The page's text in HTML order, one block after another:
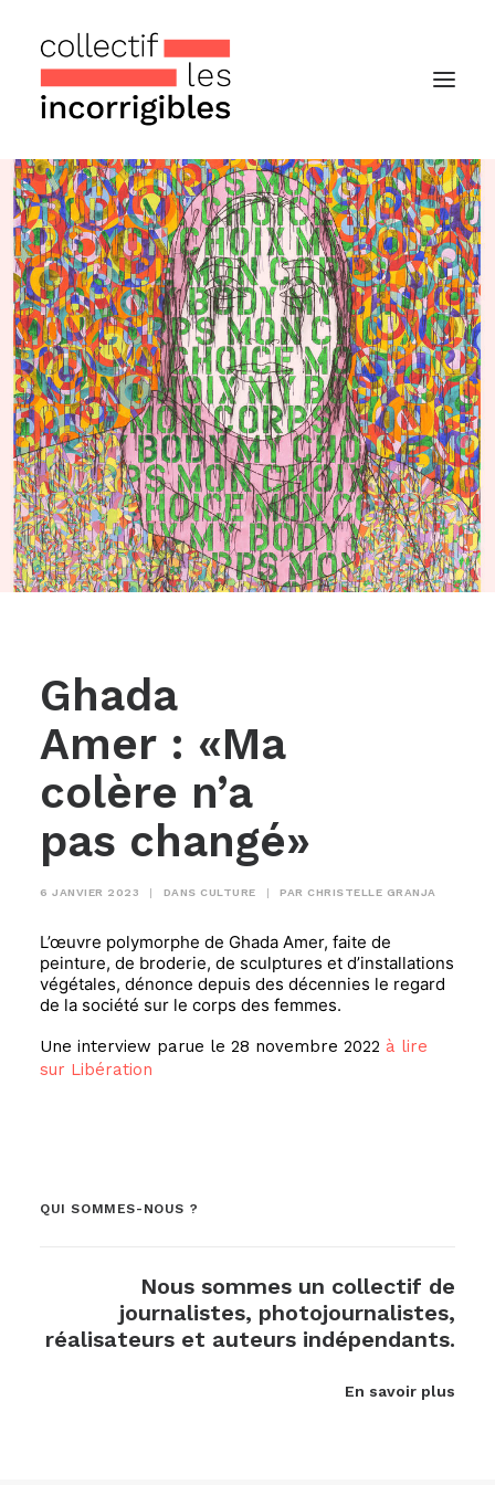
Accueil
Le collectif
Nos actualités
Notre « Incolettre » mensuelle
Recherche
Ghada
Amer : «Ma
colère n’a
pas changé»
6 JANVIER 2023 | DANS CULTURE | PAR CHRISTELLE GRANJA
L’œuvre polymorphe de Ghada Amer, faite de
peinture, de broderie, de sculptures et d’installations
végétales, dénonce depuis des décennies le regard
de la société sur le corps des femmes.
Une interview parue le 28 novembre 2022 à lire
sur Libération
QUI SOMMES-NOUS ?
Nous sommes un collectif de
journalistes, photojournalistes,
réalisateurs et auteurs indépendants.
En savoir plus